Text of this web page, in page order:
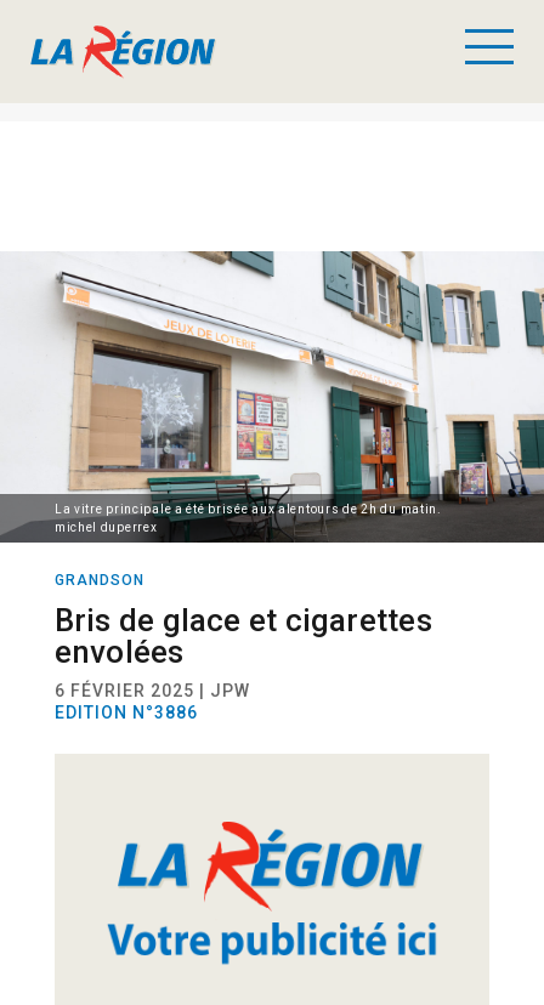
La vitre principale a été brisée aux alentours de 2h du matin.
michel duperrex
GRANDSON
Bris de glace et cigarettes
envolées
6 FÉVRIER 2025 | JPW
EDITION N°3886